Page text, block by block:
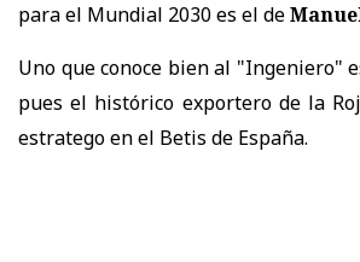
para el Mundial 2030 es el de
Uno que conoce bien al "Ingeniero"
pues el histórico exportero de la
estratego en el Betis de España.